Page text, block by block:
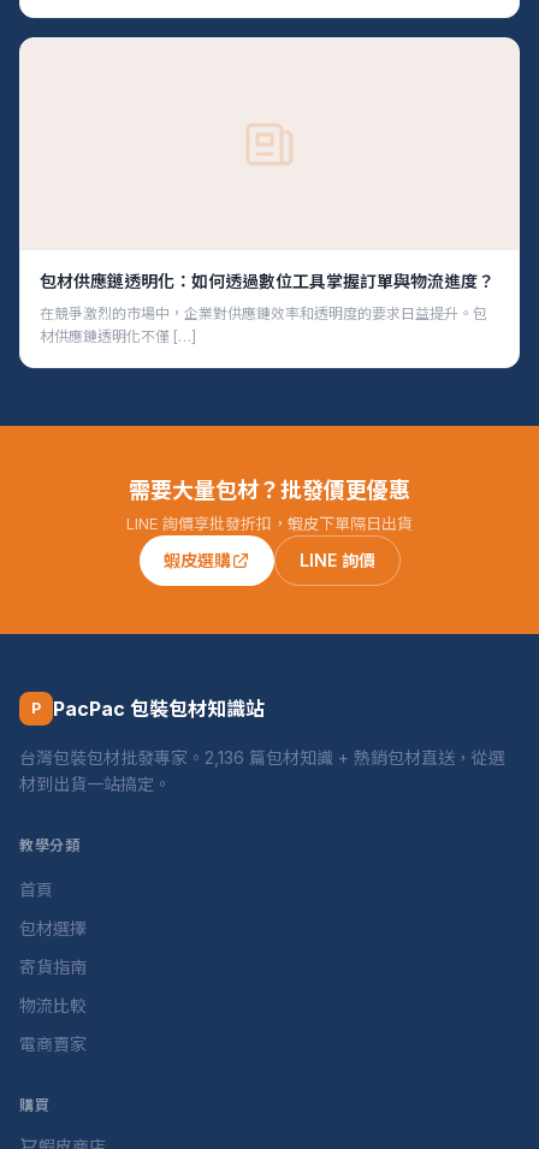
包材供應鏈透明化：如何透過數位工具掌握訂單與物流進度？
在競爭激烈的市場中，企業對供應鏈效率和透明度的要求日益提升。包
材供應鏈透明化不僅 […]
需要大量包材？批發價更優惠
LINE 詢價享批發折扣，蝦皮下單隔日出貨
蝦皮選購 LINE 詢價
P PacPac 包裝包材知識站
台灣包裝包材批發專家。2,136 篇包材知識 + 熱銷包材直送，從選
材到出貨一站搞定。
教學分類
首頁
包材選擇
寄貨指南
物流比較
電商賣家
購買